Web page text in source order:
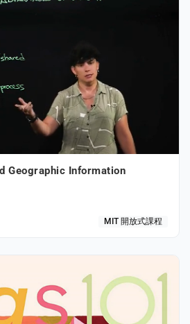
Geographic Information
MIT 開放式課程